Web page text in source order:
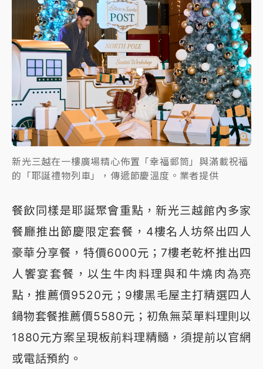
新光三越在一樓廣場精心佈置「幸福郵筒」與滿載祝福
的「耶誕禮物列車」，傳遞節慶溫度。業者提供
餐飲同樣是耶誕聚會重點，新光三越館內多家
餐廳推出節慶限定套餐，4樓名人坊祭出四人
豪華分享餐，特價6000元；7樓老乾杯推出四
人饗宴套餐，以生牛肉料理與和牛燒肉為亮
點，推薦價9520元；9樓黑毛屋主打精選四人
鍋物套餐推薦價5580元；初魚無菜單料理則以
1880元方案呈現板前料理精髓，須提前以官網
或電話預約。